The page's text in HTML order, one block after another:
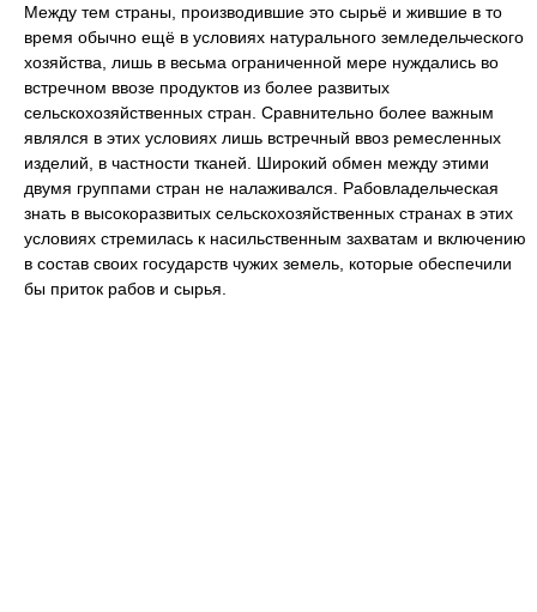
Между тем страны, производившие это сырьё и жившие в то
время обычно ещё в условиях натурального земледельческого
хозяйства, лишь в весьма ограниченной мере нуждались во
встречном ввозе продуктов из более развитых
сельскохозяйственных стран. Сравнительно более важным
являлся в этих условиях лишь встречный ввоз ремесленных
изделий, в частности тканей. Широкий обмен между этими
двумя группами стран не налаживался. Рабовладельческая
знать в высокоразвитых сельскохозяйственных странах в этих
условиях стремилась к насильственным захватам и включению
в состав своих государств чужих земель, которые обеспечили
бы приток рабов и сырья.